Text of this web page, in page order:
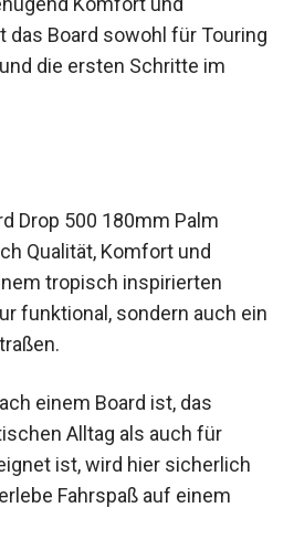
Board sowohl für
und die ersten
Qualität, Komfort und
tropisch inspirierten
funktional, sondern auch
Straßen.
Alltag als auch für
ist, wird hier sicherlich
Fahrspaß auf einem